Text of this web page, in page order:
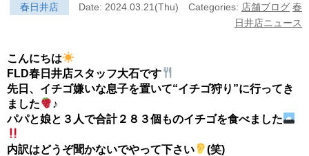
春日井店 Date: 2024.03.21(Thu) Categories: 店舗ブログ 春
日井店ニュース
こんにちは
FLD春日井店スタッフ大石です
先日、イチゴ嫌いな息子を置いて“イチゴ狩り”に行ってき
ました
♪
パパと娘と３人で合計２８３個ものイチゴを食べました
内訳はどうぞ聞かないでやって下さい (笑)